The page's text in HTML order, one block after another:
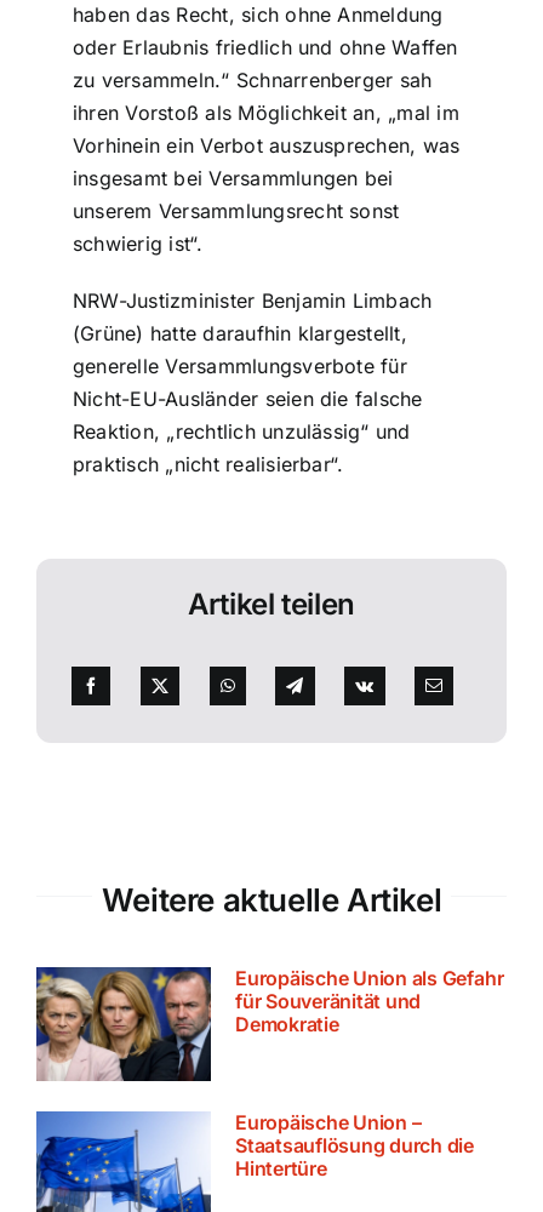
haben das Recht, sich ohne Anmeldung
oder Erlaubnis friedlich und ohne Waffen
zu versammeln.“ Schnarrenberger sah
ihren Vorstoß als Möglichkeit an, „mal im
Vorhinein ein Verbot auszusprechen, was
insgesamt bei Versammlungen bei
unserem Versammlungsrecht sonst
schwierig ist“.
NRW-Justizminister Benjamin Limbach
(Grüne) hatte daraufhin klargestellt,
generelle Versammlungsverbote für
Nicht-EU-Ausländer seien die falsche
Reaktion, „rechtlich unzulässig“ und
praktisch „nicht realisierbar“.
Artikel teilen
Weitere aktuelle Artikel
Europäische Union als Gefahr
für Souveränität und
Demokratie
Europäische Union –
Staatsauflösung durch die
Hintertüre